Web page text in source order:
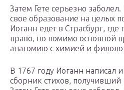
Затем Гете серьезно
свое образование на целых
Иоганн едет в Страсбург, где
право, но помимо основной
анатомию с химией и
В 1767 году Иоганн написал
сборник стихов, получивший